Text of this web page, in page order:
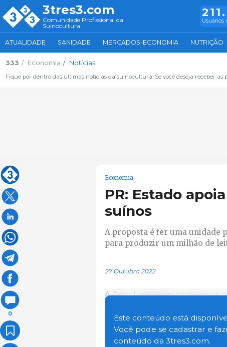
3tres3.com
Comunidade Profissional da
Suinocultura
Usuários
ATUALIDADE SANIDADE MERCADOS-ECONOMIA NUTRIÇÃO
333 Economia Notícias
Fique por dentro das últimas notícias da suinocultura. Se você deseja receber
0
Economia
PR: Estado
suínos
A proposta é ter uma unidade
para produzir um milhão de
27 Outubro 2022
A Agro Laranjeiras começou a
A proposta da empresa é ter
reposição e outra para
Este conteúdo está
Você pode se cadastrar e
conteúdo da 3tres3.com.